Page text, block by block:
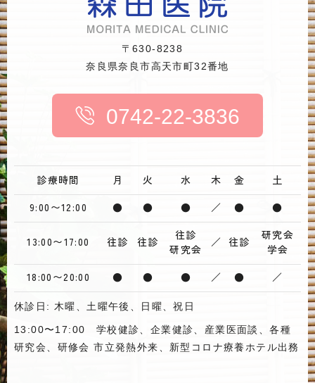
〒630-8238
奈良県奈良市高天市町32番地
0742-22-3836
診療時間 月 火 水 木 金
土
9:00〜12:00
● ● ● ／ ● ●
13:00〜17:00 往診 往診
往診
研究会
／ 往診
研究会
学会
18:00〜20:00
● ● ● ／ ● ／
休診日: 木曜、土曜午後、日曜、祝日
13:00〜17:00 学校健診、企業健診、産業医面談、各種
研究会、研修会 市立発熱外来、新型コロナ療養ホテル出務